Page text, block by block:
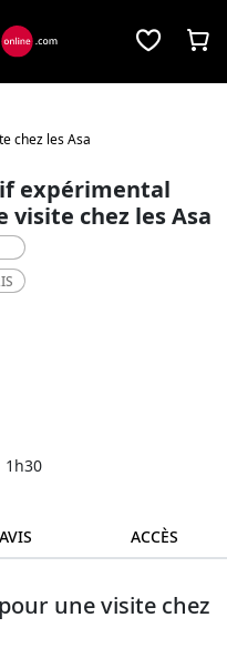
chez les Asa
expérimental
visite chez les Asa
1h30
ACCÈS
une visite chez